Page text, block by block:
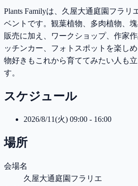
Plants Familyは、久屋大通庭園フラリ
ベントです。観葉植物、多肉植物、
販売に加え、ワークショップ、作家
ッチンカー、フォトスポットを楽し
物好きもこれから育ててみたい人も
す。
スケジュール
2026/8/11(火) 09:00 - 16:00
場所
会場名
久屋大通庭園フラリエ